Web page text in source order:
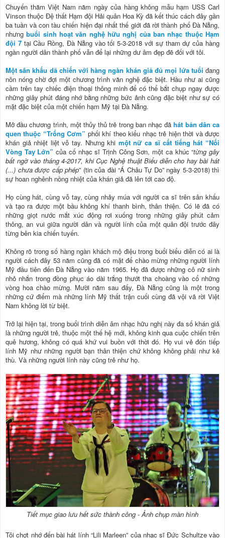
Chuyến thăm Việt Nam năm ngày của hàng không mẫu hạm USS Carl
Vinson thuộc Đệ thất Hạm đội Hải quân Hoa Kỳ đã kết thúc cách đây gần
ba tuần và con tàu chiến hiện đại nhất thế giới đã rời thành phố Đà Nẵng,
nhưngbuổi sinh hoạt văn nghệ hữu nghị của ban nhạc thuộc Hạm
đội 7tại Cầu Rồng, Đà Nẵng vào tối 5-3-2018 với sự tham dự của hàng
ngàn người dân thành phố vẫn để lại những dư âm đẹp đẽ đối với tôi.
Một sân khấu dã chiến với hàng ngàn khán giả đủ mọi lứa tuổi đang
nôn nóng chờ đợi một chương trình văn nghệ đặc biệt. Hầu như ai cũng
cầm trên tay chiếc điện thoại thông minh để có thể bắt chụp ngay được
những giây phút đáng nhớ bằng những bức ảnh cũng đặc biệt như sự có
mặt đặc biệt của một chiến hạm Mỹ tại Đà Nẵng.
Mở đầu chương trình, một thủy thủ trẻ trong ban nhạc đãhát bản dân ca
quen thuộc “Trống Cơm” phối khí theo kiểu nhạc trẻ hiện thời và được
khán giả nhiệt liệt vỗ tay. Nhưng khi một nữ ca sĩ cất tiếng hát “Nối
Vòng Tay Lớn” của cố nhạc sĩ Trịnh Công Sơn, một ca khúc “từng gây
bất ngờ vào tháng 4-2017, khi Cục Nghệ thuật Biểu diễn cho hay bài hát
(...) chưa được cấp phép” (tin của đài “Á Châu Tự Do” ngày 5-3-2018) thì
sự hoan nghênh nồng nhiệt của khán giả đã lên tới cao độ.
Họ cùng hát, cùng vỗ tay, cùng nhảy múa với người ca sĩ trên sân khấu
và tạo ra được một bầu không khí thanh bình, thân thiện. Có lẽ đã có
những giọt nước mắt xúc động rơi xuống trong những giây phút cảm
thông, an vui giữa người dân và người lính của một quân đội trước đây
từng bên kia chiến tuyến.
Không rõ trong số hàng ngàn khách mộ điệu trong buổi biểu diễn có ai là
người cách đây 53 năm cũng đã có mặt để chào mừng những người lính
Mỹ đầu tiên đến Đà Nẵng vào năm 1965. Họ đã được những cô nữ sinh
nhỏ nhắn trong đồng phục áo dài trắng thướt tha choàng vào cổ những
vòng hoa chào mừng. Mười năm sau đấy, Đà Nẵng cũng là một trong
những cứ điểm mà những lính Mỹ thất trận cuối cùng đã vội vã rời Việt
Nam không lời từ biệt.
Trở lại hiện tại, trong buổi trình diễn âm nhạc hữu nghị này đa số khán giả
là những người trẻ, thuộc một thế hệ mới, không kinh qua cuộc chiến trên
quê hương, không có quá khứ vui buồn với thời đó. Họ vui vẻ đón tiếp
lính Mỹ như những người bạn thân thiện chứ không không phải như kẻ
thù. Và những người lính này cũng trẻ như họ.
Tiết mục giao lưu hết sức thành công - Ảnh chụp màn hình
Tôi chợt nhớ đến bài hát lính “Lili Marleen” của nhạc sĩ Đức Schultze vào